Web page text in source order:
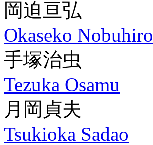
岡迫亘弘
Okaseko Nobuhiro
手塚治虫
Tezuka Osamu
月岡貞夫
Tsukioka Sadao